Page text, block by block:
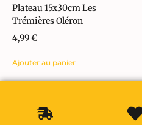
Plateau 15x30cm Les
Trémières Oléron
4,99€
Ajouter au panier